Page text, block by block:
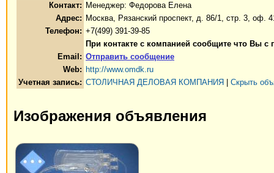
Контакт: Менеджер: Федорова Елена
Адрес: Москва, Рязанский проспект, д. 86/1, стр. 3, оф.
Телефон: +7(499) 391-39-85
При контакте с компанией сообщите что Вы с
Email: Отправить сообщение
Web: http://www.omdk.ru
Учетная запись: СТОЛИЧНАЯ ДЕЛОВАЯ КОМПАНИЯ Скрыть
Изображения объявления